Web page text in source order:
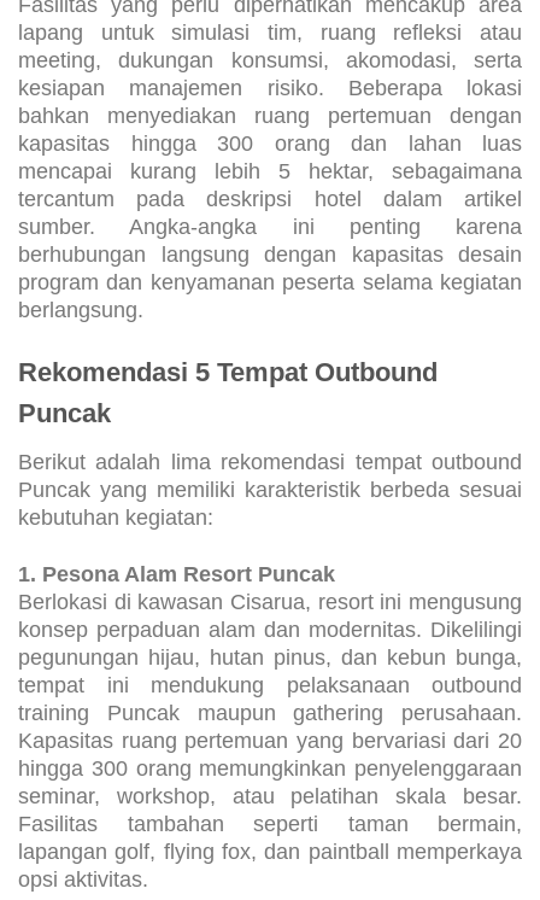
Fasilitas yang perlu diperhatikan mencakup area
lapang untuk simulasi tim, ruang refleksi atau
meeting, dukungan konsumsi, akomodasi, serta
kesiapan manajemen risiko. Beberapa lokasi
bahkan menyediakan ruang pertemuan dengan
kapasitas hingga 300 orang dan lahan luas
mencapai kurang lebih 5 hektar, sebagaimana
tercantum pada deskripsi hotel dalam artikel
sumber. Angka-angka ini penting karena
berhubungan langsung dengan kapasitas desain
program dan kenyamanan peserta selama kegiatan
berlangsung.
Rekomendasi 5 Tempat Outbound
Puncak
Berikut adalah lima rekomendasi tempat outbound
Puncak yang memiliki karakteristik berbeda sesuai
kebutuhan kegiatan:
1. Pesona Alam Resort Puncak
Berlokasi di kawasan Cisarua, resort ini mengusung
konsep perpaduan alam dan modernitas. Dikelilingi
pegunungan hijau, hutan pinus, dan kebun bunga,
tempat ini mendukung pelaksanaan outbound
training Puncak maupun gathering perusahaan.
Kapasitas ruang pertemuan yang bervariasi dari 20
hingga 300 orang memungkinkan penyelenggaraan
seminar, workshop, atau pelatihan skala besar.
Fasilitas tambahan seperti taman bermain,
lapangan golf, flying fox, dan paintball memperkaya
opsi aktivitas.